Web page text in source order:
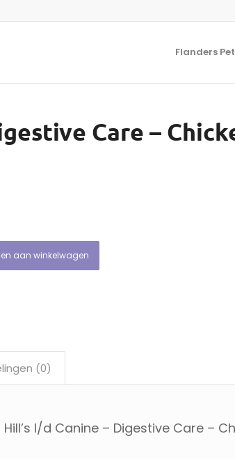
Flanders
Care –
aan winkelwagen
(0)
I/d Canine – Digestive Care –